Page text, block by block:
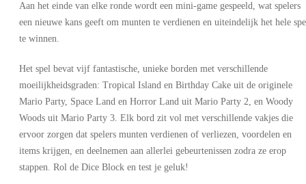
Aan het einde van elke ronde wordt een mini-game gespeeld, wat spelers
een nieuwe kans geeft om munten te verdienen en uiteindelijk het hele
te winnen.
Het spel bevat vijf fantastische, unieke borden met verschillende
moeilijkheidsgraden: Tropical Island en Birthday Cake uit de originele
Mario Party, Space Land en Horror Land uit Mario Party 2, en Woody
Woods uit Mario Party 3. Elk bord zit vol met verschillende vakjes die
ervoor zorgen dat spelers munten verdienen of verliezen, voordelen en
items krijgen, en deelnemen aan allerlei gebeurtenissen zodra ze erop
stappen. Rol de Dice Block en test je geluk!